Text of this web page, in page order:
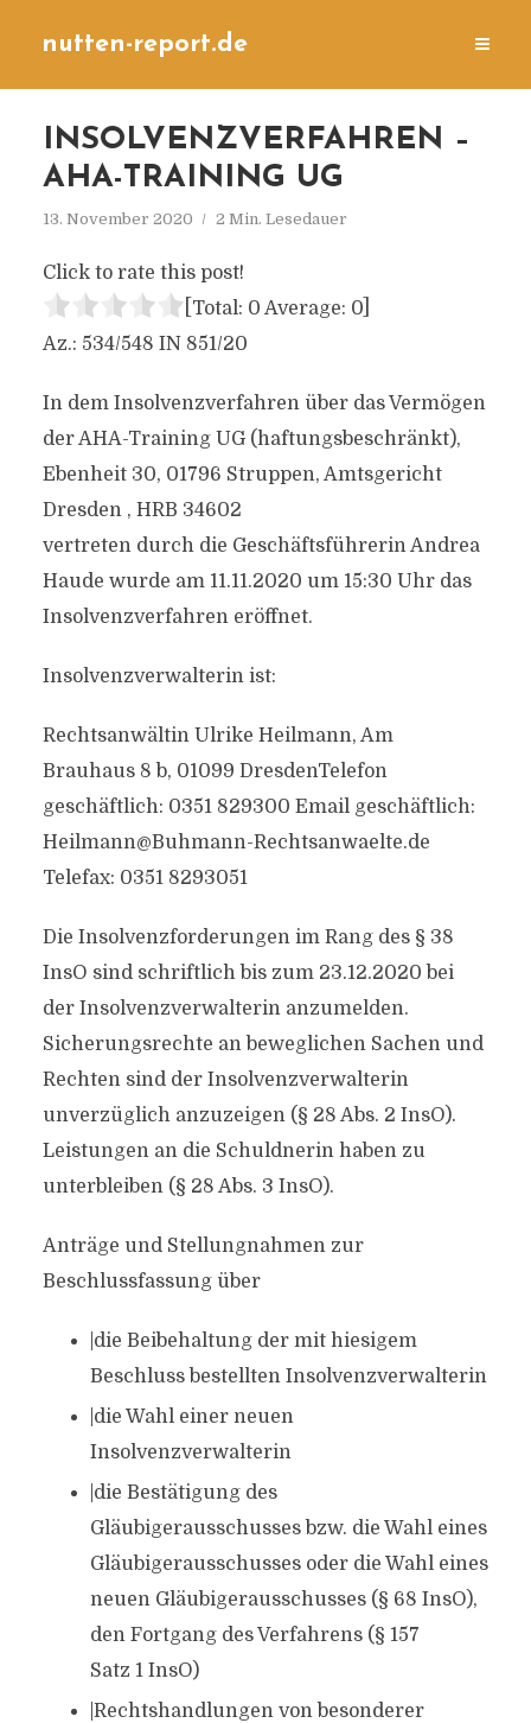
nutten-report.de
INSOLVENZVERFAHREN –
AHA-TRAINING UG
13. November 2020 2 Min. Lesedauer
Click to rate this post!
[Total: 0 Average: 0]
Az.: 534/548 IN 851/20
In dem Insolvenzverfahren über das Vermögen
der AHA-Training UG (haftungsbeschränkt),
Ebenheit 30, 01796 Struppen, Amtsgericht
Dresden , HRB 34602
vertreten durch die Geschäftsführerin Andrea
Haude wurde am 11.11.2020 um 15:30 Uhr das
Insolvenzverfahren eröffnet.
Insolvenzverwalterin ist:
Rechtsanwältin Ulrike Heilmann, Am
Brauhaus 8 b, 01099 DresdenTelefon
geschäftlich: 0351 829300 Email geschäftlich:
Heilmann@Buhmann-Rechtsanwaelte.de
Telefax: 0351 8293051
Die Insolvenzforderungen im Rang des § 38
InsO sind schriftlich bis zum 23.12.2020 bei
der Insolvenzverwalterin anzumelden.
Sicherungsrechte an beweglichen Sachen und
Rechten sind der Insolvenzverwalterin
unverzüglich anzuzeigen (§ 28 Abs. 2 InsO).
Leistungen an die Schuldnerin haben zu
unterbleiben (§ 28 Abs. 3 InsO).
Anträge und Stellungnahmen zur
Beschlussfassung über
|die Beibehaltung der mit hiesigem
Beschluss bestellten Insolvenzverwalterin
|die Wahl einer neuen
Insolvenzverwalterin
|die Bestätigung des
Gläubigerausschusses bzw. die Wahl eines
Gläubigerausschusses oder die Wahl eines
neuen Gläubigerausschusses (§ 68 InsO),
den Fortgang des Verfahrens (§ 157
Satz 1 InsO)
|Rechtshandlungen von besonderer